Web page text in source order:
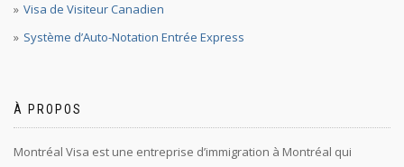
Visa de Visiteur Canadien
Système d’Auto-Notation Entrée Express
À PROPOS
Montréal Visa est une entreprise d’immigration à Montréal qui